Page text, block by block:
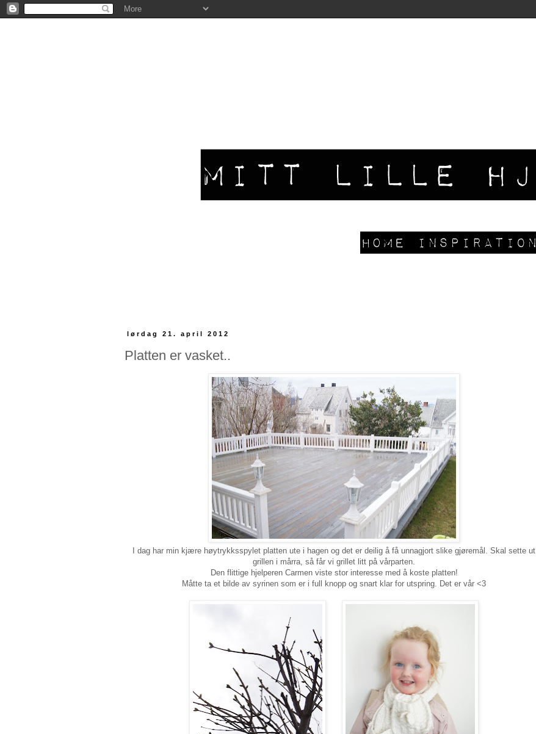
lørdag 21. april 2012
Platten er vasket..
I dag har min kjære høytrykksspylet platten ute i hagen og det er deilig å få unnagjort slike gjøremål. Skal sette ut
grillen i mårra, så får vi grillet litt på vårparten.
Den flittige hjelperen Carmen viste stor interesse med å koste platten!
Måtte ta et bilde av syrinen som er i full knopp og snart klar for utspring. Det er vår <3